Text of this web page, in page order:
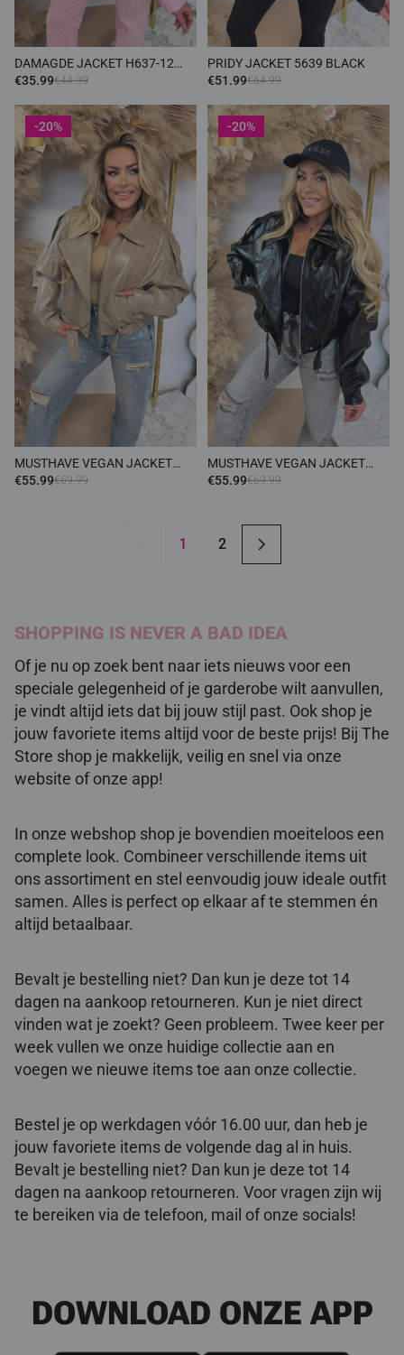
DAMAGDE JACKET H637-12
PINK
€35.99€44.99
PRIDY JACKET 5639 BLACK
€51.99€64.99
-20%
MUSTHAVE VEGAN JACKET
6238 TAUPE
€55.99€69.99
-20%
MUSTHAVE VEGAN JACKET
6238 BLACK
€55.99€69.99
1 2
SHOPPING IS NEVER A BAD IDEA
Of je nu op zoek bent naar iets nieuws voor een
speciale gelegenheid of je garderobe wilt aanvullen,
je vindt altijd iets dat bij jouw stijl past. Ook shop je
jouw favoriete items altijd voor de beste prijs! Bij The
Store shop je makkelijk, veilig en snel via onze
website of onze app!
In onze webshop shop je bovendien moeiteloos een
complete look. Combineer verschillende items uit
ons assortiment en stel eenvoudig jouw ideale outfit
samen. Alles is perfect op elkaar af te stemmen én
altijd betaalbaar.
Bevalt je bestelling niet? Dan kun je deze tot 14
dagen na aankoop retourneren. Kun je niet direct
vinden wat je zoekt? Geen probleem. Twee keer per
week vullen we onze huidige collectie aan en
voegen we nieuwe items toe aan onze collectie.
Bestel je op werkdagen vóór 16.00 uur, dan heb je
jouw favoriete items de volgende dag al in huis.
Bevalt je bestelling niet? Dan kun je deze tot 14
dagen na aankoop retourneren. Voor vragen zijn wij
te bereiken via de telefoon, mail of onze socials!
DOWNLOAD ONZE APP